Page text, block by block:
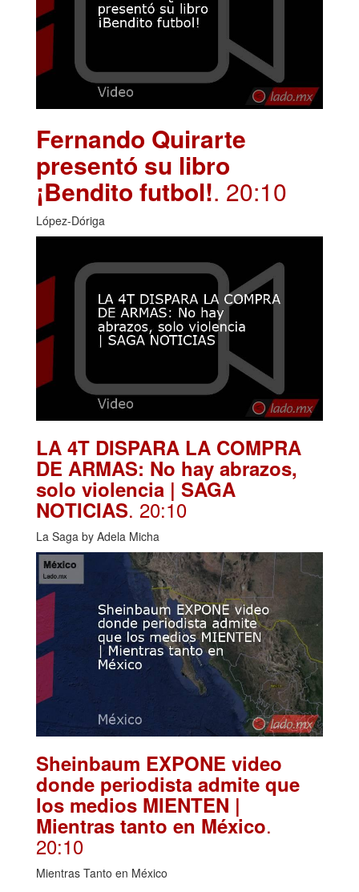
Fernando Quirarte
presentó su libro
¡Bendito futbol!. 20:10
López-Dóriga
LA 4T DISPARA LA COMPRA
DE ARMAS: No hay abrazos,
solo violencia | SAGA
NOTICIAS. 20:10
La Saga by Adela Micha
Sheinbaum EXPONE video
donde periodista admite que
los medios MIENTEN |
Mientras tanto en México.
20:10
Mientras Tanto en México